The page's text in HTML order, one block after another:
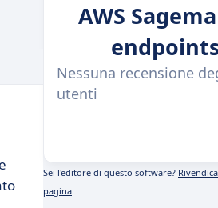
AWS
Nessuna recensione
utenti
Sei l'editore di questo software?
pagina